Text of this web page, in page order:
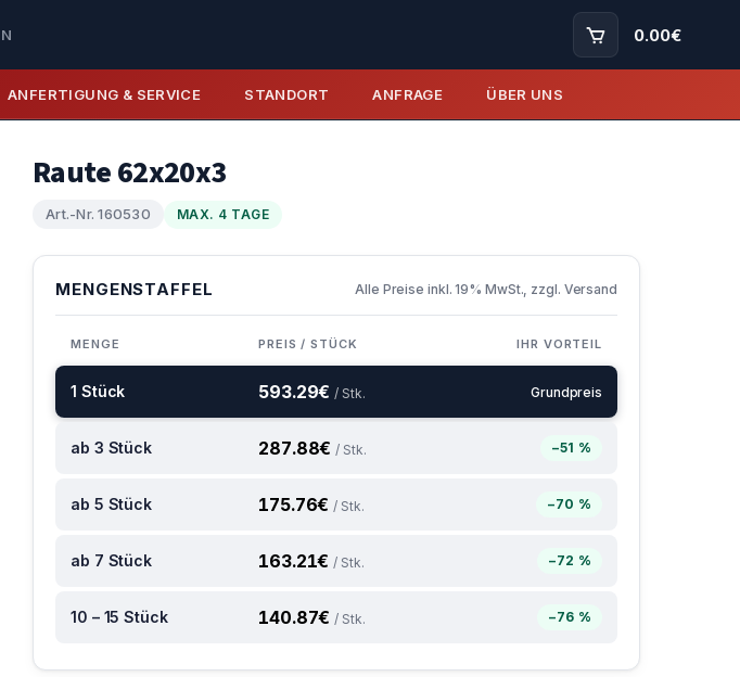
0.00€
ANFERTIGUNG & SERVICE STANDORT ANFRAGE ÜBER UNS
Raute 62x20x3
Art.-Nr. 160530 MAX. 4 TAGE
MENGENSTAFFEL Alle Preise inkl. 19% MwSt., zzgl. Versand
MENGE PREIS / STÜCK IHR VORTEIL
1 Stück 593.29€ / Stk. Grundpreis
ab 3 Stück 287.88€ / Stk. −51 %
ab 5 Stück 175.76€ / Stk. −70 %
ab 7 Stück 163.21€ / Stk. −72 %
10 – 15 Stück 140.87€ / Stk. −76 %